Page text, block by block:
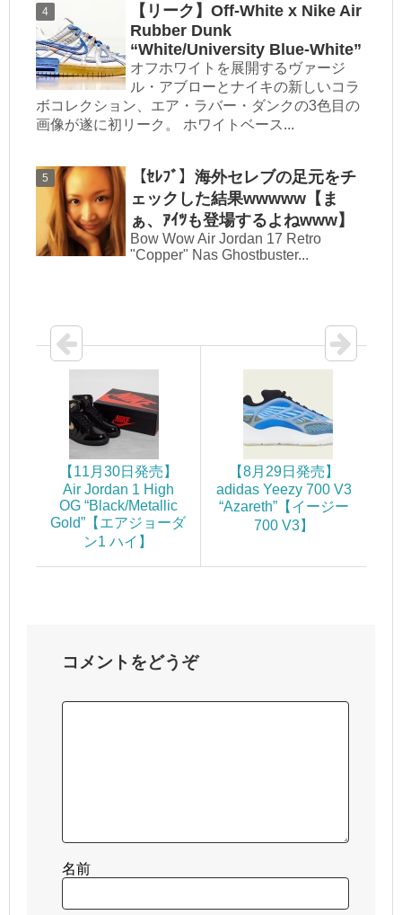
【リーク】Off-White x Nike Air
Rubber Dunk
“White/University Blue-White”
オフホワイトを展開するヴァージ
ル・アブローとナイキの新しいコラ
ボコレクション、エア・ラバー・ダンクの3色目の
画像が遂に初リーク。 ホワイトベース...
【ｾﾚﾌﾞ】海外セレブの足元をチ
ェックした結果wwwww【ま
ぁ、ｱｲﾂも登場するよねwww】
Bow Wow Air Jordan 17 Retro
"Copper" Nas Ghostbuster...
【11月30日発売】
Air Jordan 1 High
OG “Black/Metallic
Gold”【エアジョーダ
ン1 ハイ】
【8月29日発売】
adidas Yeezy 700 V3
“Azareth”【イージー
700 V3】
コメントをどうぞ
名前